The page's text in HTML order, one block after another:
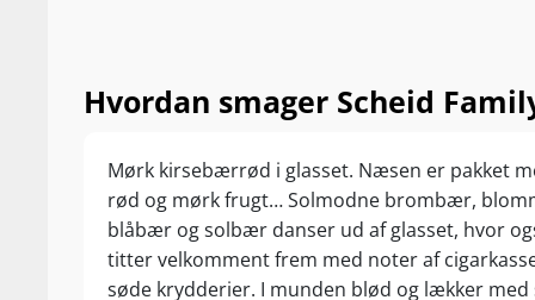
Blandt
entreprenør
blandt
Al Scheid har
datteren
Gollnick, der
Hvordan smager Scheid
Mørk kirsebærrød i glasset. Næsen er pakket
rød og mørk frugt… Solmodne brombær,
blåbær og solbær danser ud af glasset, hvor
titter velkomment frem med noter af
søde krydderier. I munden blød og lækker med